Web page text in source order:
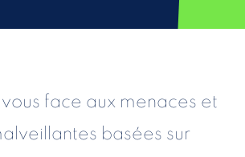
face aux menaces et
basées sur